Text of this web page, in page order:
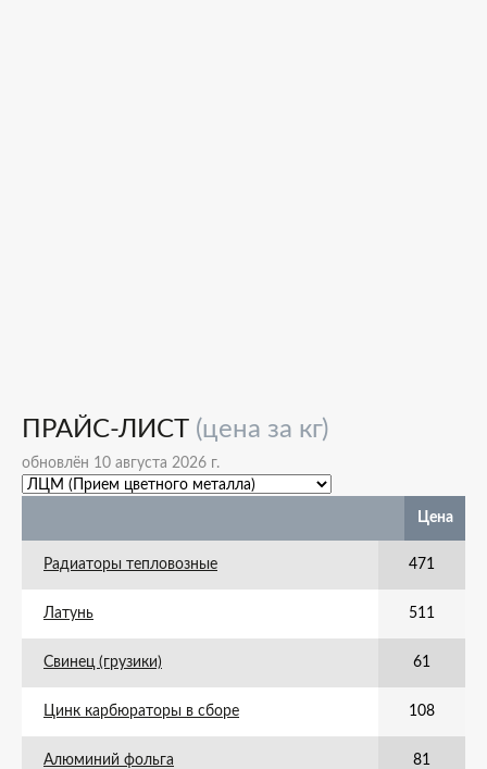
ПРАЙС-ЛИСТ (цена за кг)
обновлён 10 августа 2026 г.
Цена
Радиаторы тепловозные 471
Латунь 511
Свинец (грузики) 61
Цинк карбюраторы в сборе 108
Алюминий фольга 81